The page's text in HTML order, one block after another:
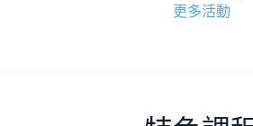
更多活動